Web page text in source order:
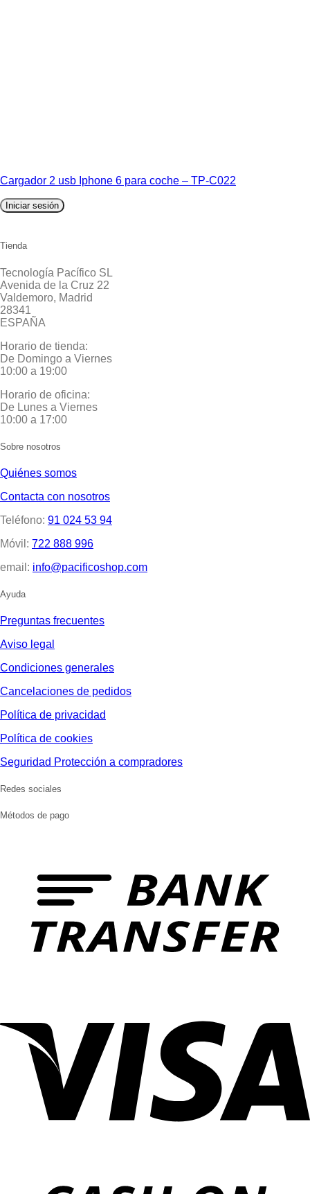
Cargador 2 usb Iphone 6 para coche – TP-C022
Iniciar sesión
Tienda
Tecnología Pacífico SL
Avenida de la Cruz 22
Valdemoro, Madrid
28341
ESPAÑA
Horario de tienda:
De Domingo a Viernes
10:00 a 19:00
Horario de oficina:
De Lunes a Viernes
10:00 a 17:00
Sobre nosotros
Quiénes somos
Contacta con nosotros
Teléfono: 91 024 53 94
Móvil: 722 888 996
email: info@pacificoshop.com
Ayuda
Preguntas frecuentes
Aviso legal
Condiciones generales
Cancelaciones de pedidos
Política de privacidad
Política de cookies
Seguridad Protección a compradores
Redes sociales
Métodos de pago